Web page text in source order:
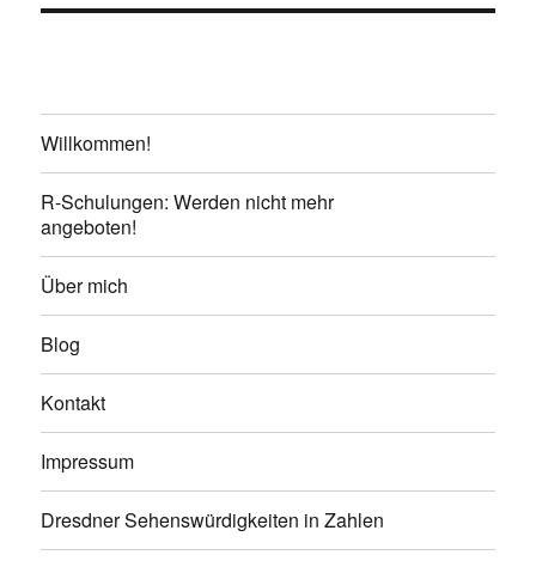
Willkommen!
R-Schulungen: Werden nicht mehr
angeboten!
Über mich
Blog
Kontakt
Impressum
Dresdner Sehenswürdigkeiten in Zahlen